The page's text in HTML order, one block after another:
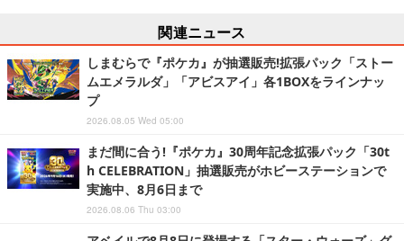
関連ニュース
しまむらで『ポケカ』が抽選販売!拡張パック「ストー
ムエメラルダ」「アビスアイ」各1BOXをラインナッ
プ
2026.08.05 Wed 05:00
まだ間に合う!『ポケカ』30周年記念拡張パック「30t
h CELEBRATION」抽選販売がホビーステーションで
実施中、8月6日まで
2026.08.06 Thu 03:00